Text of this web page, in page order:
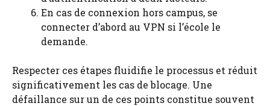
En cas de connexion hors campus, se
connecter d’abord au VPN si l’école le
demande.
Respecter ces étapes fluidifie le processus et réduit
significativement les cas de blocage. Une
défaillance sur un de ces points constitue souvent